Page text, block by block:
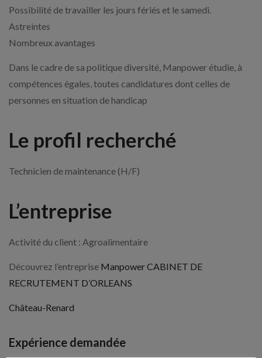
Possibilité de travailler les jours fériés et le samedi.
Astreintes
Nombreux avantages
Dans le cadre de sa politique diversité, Manpower étudie, à
compétences égales, toutes candidatures dont celles de
personnes en situation de handicap
Le profil recherché
Technicien de maintenance (H/F)
L’entreprise
Activité du client : Agroalimentaire
Découvrez l’entreprise Manpower CABINET DE
RECRUTEMENT D’ORLEANS
Château-Renard
Expérience demandée